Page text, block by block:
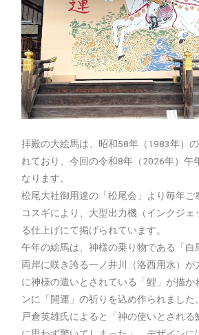
拝殿の大絵馬は、昭和58年（1983年）
れており、今回の令和8年（2026年）午
なります。
松尾大社御用達の「松尾会」より毎年ご
コスギにより、大型出力機（インクジェ
る仕上げにて掲げられています。
午年の絵馬は、神様の乗り物である「白
両岸に咲き誇る一ノ井川（洛西用水）が
に神様の遣いとされている「鯉」が描か
ンに「開運」の祈りを込め作られました。
戸倉英雄氏によると「神の使いとされる